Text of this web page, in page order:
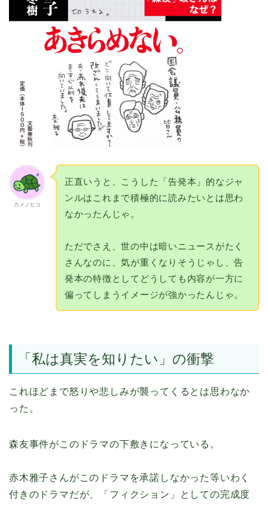
カメノヒコ
正直いうと、こうした「告発本」的なジャ
ンルはこれまで積極的に読みたいとは思わ
なかったんじゃ。
ただでさえ、世の中は暗いニュースがたく
さんなのに、気が重くなりそうじゃし、告
発本の特徴としてどうしても内容が一方に
偏ってしまうイメージが強かったんじゃ。
「私は真実を知りたい」の衝撃
これほどまで怒りや悲しみが襲ってくるとは思わなか
った。
森友事件がこのドラマの下敷きになっている。
赤木雅子さんがこのドラマを承諾しなかった等いわく
付きのドラマだが、「フィクション」としての完成度